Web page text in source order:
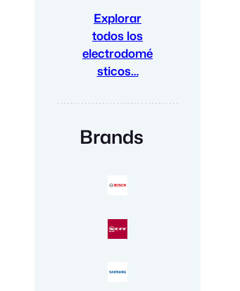
Explorar
todos los
electrodomé
sticos…
Brands